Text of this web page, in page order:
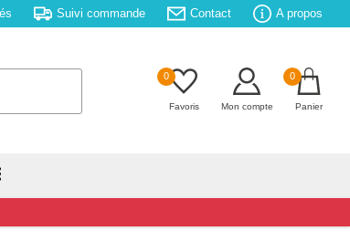
Suivi commande Contact A propos
0
Favoris Mon compte
0
Panier